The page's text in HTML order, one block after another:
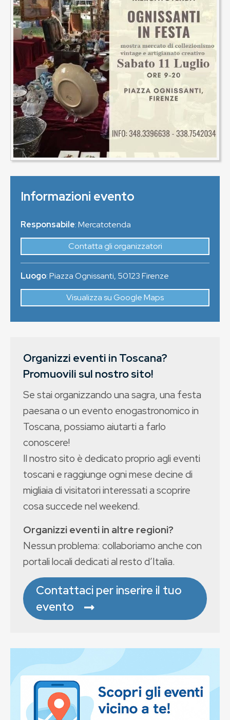
Informazioni evento
Responsabile: Mercatotenda
Contatta gli organizzatori
Luogo:Piazza Ognissanti, 50123Firenze
Visualizza su Google Maps
Organizzi eventi in Toscana?
Promuovili sul nostro sito!
Se stai organizzando una sagra, una festa
paesana o un evento enogastronomico in
Toscana, possiamo aiutarti a farlo
conoscere!
Il nostro sito è dedicato proprio agli eventi
toscani e raggiunge ogni mese decine di
migliaia di visitatori interessati a scoprire
cosa succede nel weekend.
Organizzi eventi in altre regioni?
Nessun problema: collaboriamo anche con
portali locali dedicati al resto d’Italia.
Contattaci per inserire il tuo
evento